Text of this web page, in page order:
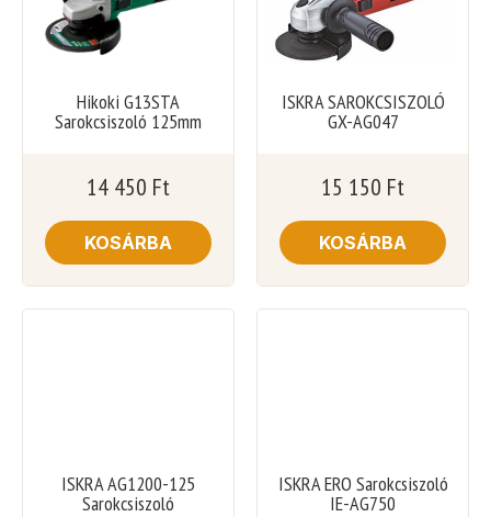
Hikoki G13STA
Sarokcsiszoló 125mm
14 450 Ft
KOSÁRBA
ISKRA SAROKCSISZOLÓ
GX-AG047
15 150 Ft
KOSÁRBA
ISKRA AG1200-125
Sarokcsiszoló
ISKRA ERO Sarokcsiszoló
IE-AG750